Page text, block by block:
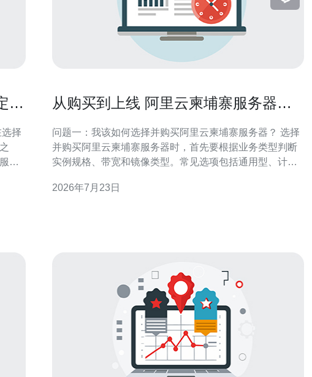
的
务
的
从购买到上线 阿里云柬埔寨服务器部
问题一：我该如何选择并购买阿里云柬埔寨服务器？ 选择
并购买阿里云柬埔寨服务器时，首先要根据业务类型判断
实例规格、带宽和镜像类型。常见选项包括通用型、计算
择内存型或高IO性能磁盘。 地域与可用区选择 选择地理上
2026年7月23日